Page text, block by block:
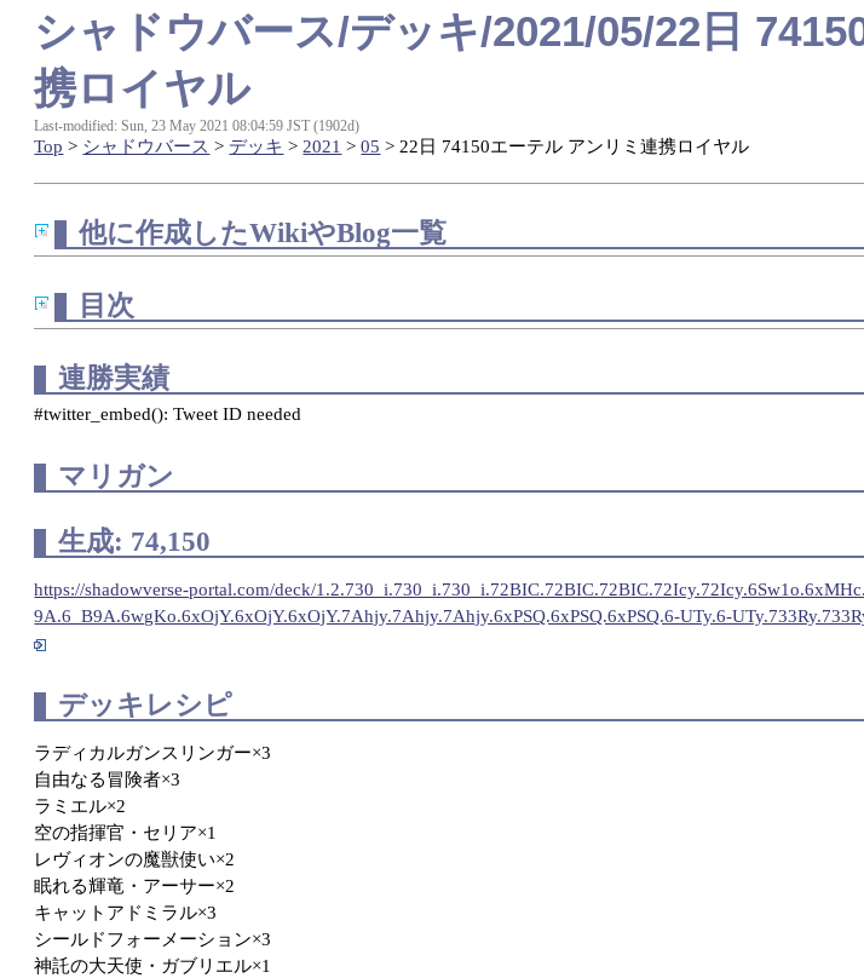
シャドウバース/デッキ/2021/05/22日
携ロイヤル
Last-modified: Sun, 23 May 2021 08:04:59 JST (1902d)
Top > シャドウバース > デッキ > 2021 >05 > 22日 74150エーテル アンリミ連携ロイヤル
他に作成したWikiやBlog一覧
目次
連勝実績
#twitter_embed(): Tweet ID needed
マリガン
生成: 74,150
https://shadowverse-portal.com/deck/
9A.6_B9A.6wgKo.6xOjY.6xOjY.6xOjY.7Ahjy.7Ahjy.7Ahjy.6xPSQ.6xPSQ.6xPSQ.6-UTy.6-
デッキレシピ
ラディカルガンスリンガー×3
自由なる冒険者×3
ラミエル×2
空の指揮官・セリア×1
レヴィオンの魔獣使い×2
眠れる輝竜・アーサー×2
キャットアドミラル×3
シールドフォーメーション×3
神託の大天使・ガブリエル×1